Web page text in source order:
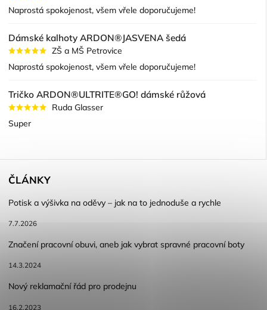
Naprostá spokojenost, všem vřele doporučujeme!
Dámské kalhoty ARDON®JASVENA šedá
ZŠ a MŠ Petrovice
Naprostá spokojenost, všem vřele doporučujeme!
Tričko ARDON®ULTRITE®GO! dámské růžová
Ruda Glasser
Super
ČLÁNKY
Potisk a výšivka na oděvy – jak na to jednoduše a rychle
7.7.2026
Značení pracovní obuvi, aneb jak vybrat spravné pracovní boty
14.3.2024
Nový reklamační řád pro prodejnu
16.2.2023